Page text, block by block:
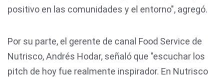
positivo en las comunidades y el entorno", agregó.
Por su parte, el gerente de canal Food Service de
Nutrisco, Andrés Hodar, señaló que "escuchar los
pitch de hoy fue realmente inspirador. En Nutrisco